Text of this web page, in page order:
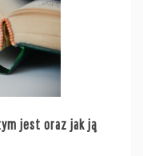
jest oraz jak ją